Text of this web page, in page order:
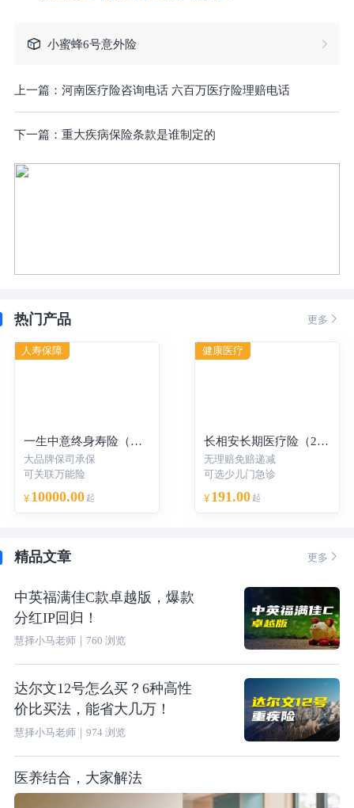
小蜜蜂6号意外险
上一篇： 河南医疗险咨询电话 六百万医疗险理赔电话
下一篇： 重大疾病保险条款是谁制定的
热门产品 更多 
一生中意终身寿险（分红型）-年交
大品牌保司承保
可关联万能险
¥ 10000.00 起
人寿保障
长相安长期医疗险（20年保证续保）—个人版
无理赔免赔递减
可选少儿门急诊
¥ 191.00 起
健康医疗
精品文章 更多 
中英福满佳C款卓越版，爆款
分红IP回归！
慧择小马老师｜ 760 浏览
达尔文12号怎么买？6种高性
价比买法，能省大几万！
慧择小马老师｜ 974浏览
医养结合，大家解法